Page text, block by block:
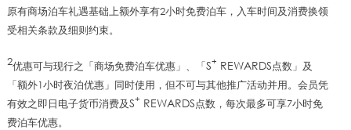
原有商场泊车礼遇基础上额外享有2小时免费泊车，入车时间及消费换领
受相关条款及细则约束。
2优惠可与现行之「商场免费泊车优惠」、「S+ REWARDS点数」及
「额外1小时夜泊优惠」同时使用，但不可与其他推广活动并用。会员凭
有效之即日电子货币消费及S+ REWARDS点数，每次最多可享7小时免
费泊车优惠。